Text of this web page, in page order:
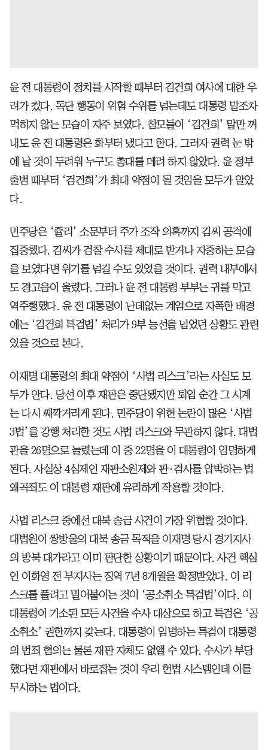
윤 전 대통령이 정치를 시작할 때부터 김건희 여사에 대한 우
려가 컸다. 독단 행동이 위험 수위를 넘는데도 대통령 말조차
먹히지 않는 모습이 자주 보였다. 참모들이 ‘김건희’ 말만 꺼
내도 윤 전 대통령은 화부터 냈다고 한다. 그러자 권력 눈 밖
에 날 것이 두려워 누구도 총대를 메려 하지 않았다. 윤 정부
출범 때부터 ‘검건희’가 최대 약점이 될 것임을 모두가 알았
다.
민주당은 ‘쥴리’ 소문부터 주가 조작 의혹까지 김씨 공격에
집중했다. 김씨가 검찰 수사를 제대로 받거나 자중하는 모습
을 보였다면 위기를 넘길 수도 있었을 것이다. 권력 내부에서
도 경고음이 울렸다. 그러나 윤 전 대통령 부부는 귀를 막고
역주행했다. 윤 전 대통령이 난데없는 계엄으로 자폭한 배경
에는 ‘김건희 특검법’ 처리가 9부 능선을 넘었던 상황도 관련
있을 것으로 본다.
이재명 대통령의 최대 약점이 ‘사법 리스크’라는 사실도 모
두가 안다. 당선 이후 재판은 중단됐지만 퇴임 순간 그 시계
는 다시 째깍거리게 된다. 민주당이 위헌 논란이 많은 ‘사법
3법’을 강행 처리한 것도 사법 리스크와 무관하지 않다. 대법
관을 26명으로 늘렸는데 이 중 22명을 이 대통령이 임명하게
된다. 사실상 4심제인 재판소원제와 판·검사를 압박하는 법
왜곡죄도 이 대통령 재판에 유리하게 작용할 것이다.
사법 리스크 중에선 대북 송금 사건이 가장 위험할 것이다.
대법원이 쌍방울의 대북 송금 목적을 이재명 당시 경기지사
의 방북 대가라고 이미 판단한 상황이기 때문이다. 사건 핵심
인 이화영 전 부지사는 징역 7년 8개월을 확정받았다. 이 리
스크를 풀려고 밀어붙이는 것이 ‘공소취소 특검법’이다. 이
대통령이 기소된 모든 사건을 수사 대상으로 하고 특검은 ‘공
소취소’ 권한까지 갖는다. 대통령이 임명하는 특검이 대통령
의 범죄 혐의는 물론 재판 자체도 없앨 수 있다. 수사가 부당
했다면 재판에서 바로잡는 것이 우리 헌법 시스템인데 이를
무시하는 법이다.